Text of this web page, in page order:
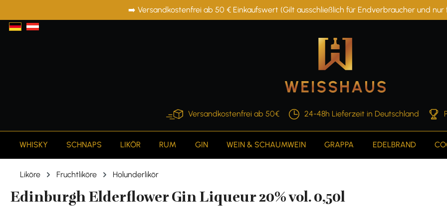
Zur Hauptnavigation springen➡️ Versandkostenfrei ab 50 € Einkaufswert (Gilt ausschließlich für Endverbraucher und
Versandkostenfrei ab 50€ 24-48h Lieferzeit in Deutschland
WHISKY SCHNAPS LIKÖR RUM GIN WEIN & SCHAUMWEIN GRAPPA EDELBRAND
Liköre Fruchtliköre Holunderlikör
Edinburgh Elderflower Gin Liqueur 20% vol. 0,50l